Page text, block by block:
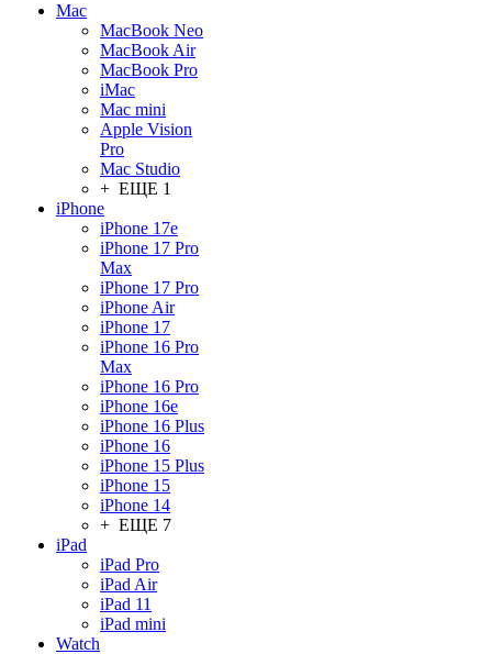
Mac
MacBook Neo
MacBook Air
MacBook Pro
iMac
Mac mini
Apple Vision
Pro
Mac Studio
+ ЕЩЕ 1
iPhone
iPhone 17e
iPhone 17 Pro
Max
iPhone 17 Pro
iPhone Air
iPhone 17
iPhone 16 Pro
Max
iPhone 16 Pro
iPhone 16e
iPhone 16 Plus
iPhone 16
iPhone 15 Plus
iPhone 15
iPhone 14
+ ЕЩЕ 7
iPad
iPad Pro
iPad Air
iPad 11
iPad mini
Watch